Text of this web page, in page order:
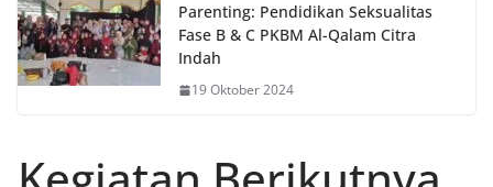
Parenting: Pendidikan Seksualitas
Fase B & C PKBM Al-Qalam Citra
Indah
19 Oktober 2024